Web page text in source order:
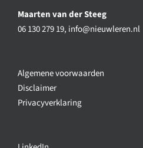
Maarten van der Steeg
06 130 279 19, info@nieuwleren.nl
Algemene voorwaarden
Disclaimer
Privacyverklaring